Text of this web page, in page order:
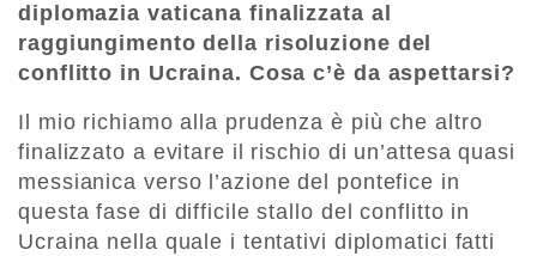
diplomazia vaticana finalizzata al
raggiungimento della risoluzione del
conflitto in Ucraina. Cosa c’è da aspettarsi?
Il mio richiamo alla prudenza è più che altro
finalizzato a evitare il rischio di un’attesa quasi
messianica verso l’azione del pontefice in
questa fase di difficile stallo del conflitto in
Ucraina nella quale i tentativi diplomatici fatti